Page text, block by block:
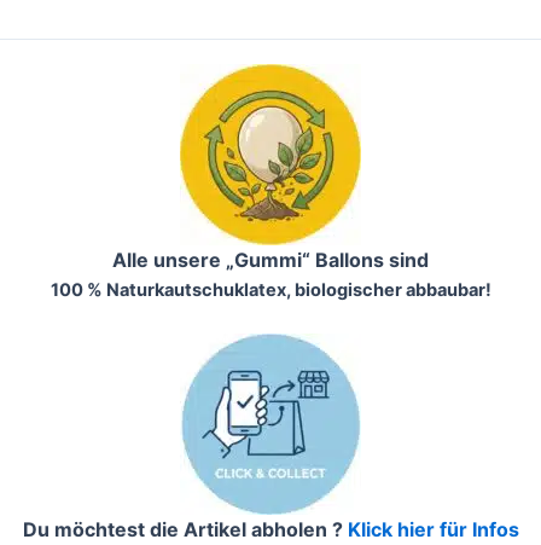
Alle unsere „Gummi“ Ballons sind
100 % Naturkautschuklatex, biologischer abbaubar!
Du möchtest die Artikel abholen ? Klick hier für Infos